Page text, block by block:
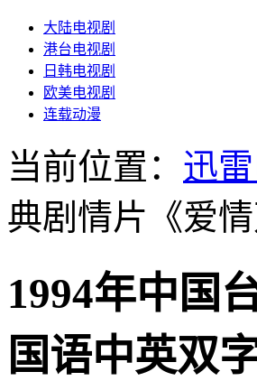
大陆电视剧
港台电视剧
日韩电视剧
欧美电视剧
连载动漫
当前位置： 迅
典剧情片《爱
1994年中国
国语中英双